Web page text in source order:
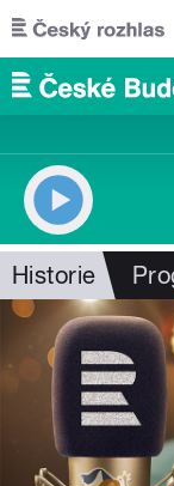
Přejít k hlavnímu
Historie